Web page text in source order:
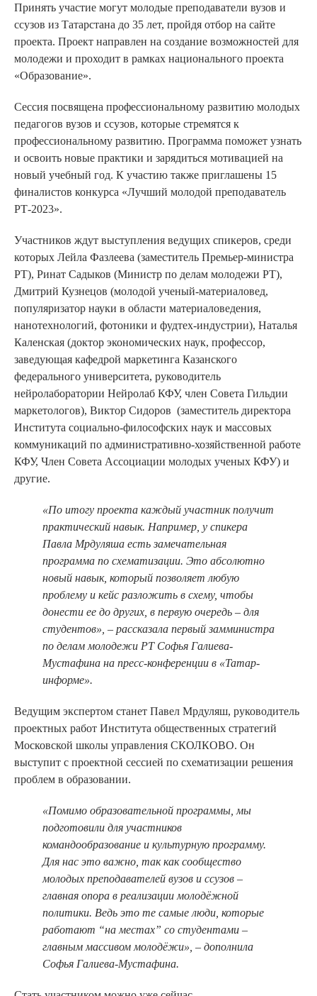
Принять участие могут молодые преподаватели вузов и
ссузов из Татарстана до 35 лет, пройдя отбор на сайте
проекта. Проект направлен на создание возможностей для
молодежи и проходит в рамках национального проекта
«Образование».
Сессия посвящена профессиональному развитию молодых
педагогов вузов и ссузов, которые стремятся к
профессиональному развитию. Программа поможет узнать
и освоить новые практики и зарядиться мотивацией на
новый учебный год. К участию также приглашены 15
финалистов конкурса «Лучший молодой преподаватель
РТ-2023».
Участников ждут выступления ведущих спикеров, среди
которых Лейла Фазлеева (заместитель Премьер-министра
РТ), Ринат Садыков (Министр по делам молодежи РТ),
Дмитрий Кузнецов (молодой ученый-материаловед,
популяризатор науки в области материаловедения,
нанотехнологий, фотоники и фудтех-индустрии), Наталья
Каленская (доктор экономических наук, профессор,
заведующая кафедрой маркетинга Казанского
федерального университета, руководитель
нейролаборатории Нейролаб КФУ, член Совета Гильдии
маркетологов), Виктор Сидоров (заместитель директора
Института социально-философских наук и массовых
коммуникаций по административно-хозяйственной работе
КФУ, Член Совета Ассоциации молодых ученых КФУ) и
другие.
«По итогу проекта каждый участник получит
практический навык. Например, у спикера
Павла Мрдуляша есть замечательная
программа по схематизации. Это абсолютно
новый навык, который позволяет любую
проблему и кейс разложить в схему, чтобы
донести ее до других, в первую очередь – для
студентов», – рассказала первый замминистра
по делам молодежи РТ Софья Галиева-
Мустафина на пресс-конференции в «Татар-
информе».
Ведущим экспертом станет Павел Мрдуляш, руководитель
проектных работ Института общественных стратегий
Московской школы управления СКОЛКОВО. Он
выступит с проектной сессией по схематизации решения
проблем в образовании.
«Помимо образовательной программы, мы
подготовили для участников
командообразование и культурную программу.
Для нас это важно, так как сообщество
молодых преподавателей вузов и ссузов –
главная опора в реализации молодёжной
политики. Ведь это те самые люди, которые
работают “на местах” со студентами –
главным массивом молодёжи», – дополнила
Софья Галиева-Мустафина.